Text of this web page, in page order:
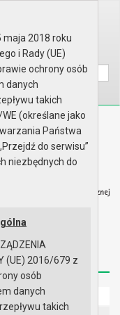
Wyszukaj na stronie:
Publicznej
w Gryfinie
Dostępność
maja 2018 roku
i Rady (UE)
ochrony osób
danych
takich
(określane jako
Państwa
do serwisu”
niezbędnych do
(UE) 2016/679 z
osób
danych
takich